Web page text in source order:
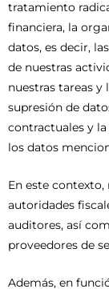
tratamiento
financiera, la
datos, es decir,
de nuestras
nuestras tareas y
supresión de
contractuales y
los datos
En este
autoridades
auditores, así
proveedores de
Además, en